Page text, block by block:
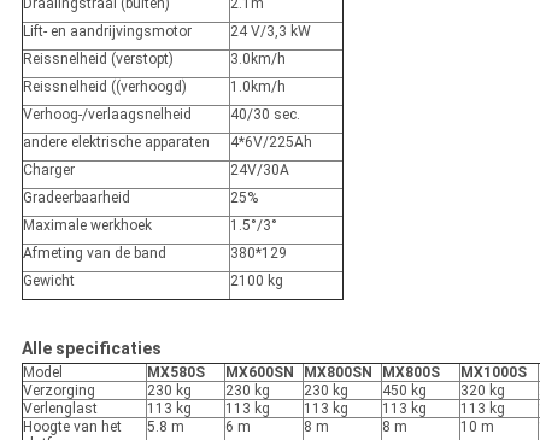
Draaiingstraal (buiten)
2.1m
Lift- en aandrijvingsmotor
24 V/3,3 kW
Reissnelheid (verstopt)
3.0km/h
Reissnelheid ((verhoogd)
1.0km/h
Verhoog-/verlaagsnelheid
40/30 sec.
andere elektrische apparaten
4*6V/225Ah
Charger
24V/30A
Gradeerbaarheid
25%
Maximale werkhoek
1.5°/3°
Afmeting van de band
380*129
Gewicht
2100 kg
Alle specificaties
Model MX580S MX600SN MX800SN MX800S MX1000S
Verzorging
230 kg 230 kg 230 kg 450 kg 320 kg
Verlenglast
113 kg 113 kg 113 kg 113 kg 113 kg
Hoogte van het
5.8 m 6 m 8 m 8 m 10 m